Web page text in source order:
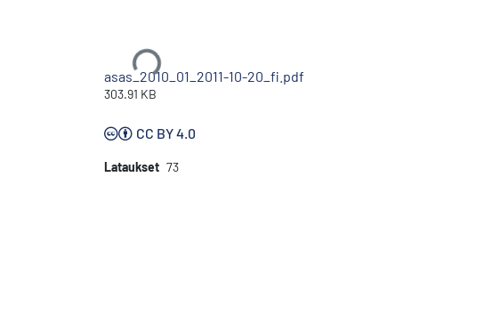
Ladataan...
asas_2010_01_2011-10-20_fi.pdf
303.91 KB
CC BY 4.0
Lataukset 73